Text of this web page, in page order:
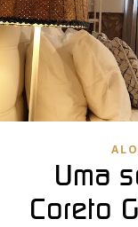
Uma
Coreto